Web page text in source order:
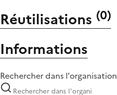
Réutilisations (0)
Informations
Rechercher dans l'organisation